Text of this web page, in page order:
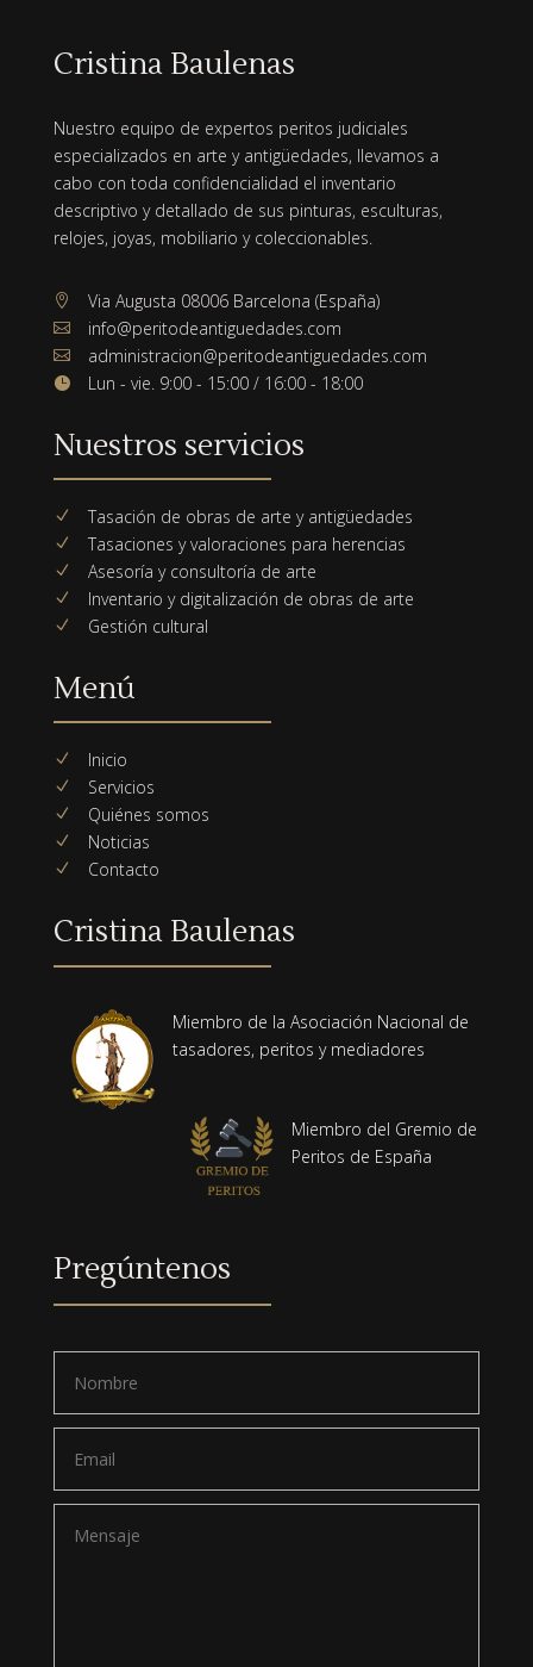
Cristina Baulenas
Nuestro equipo de expertos peritos judiciales
especializados en arte y antigüedades, llevamos a
cabo con toda confidencialidad el inventario
descriptivo y detallado de sus pinturas, esculturas,
relojes, joyas, mobiliario y coleccionables.
 Via Augusta 08006 Barcelona (España)
 info@peritodeantiguedades.com
 administracion@peritodeantiguedades.com
 Lun - vie. 9:00 - 15:00 / 16:00 - 18:00
Nuestros servicios
N Tasación de obras de arte y antigüedades
N Tasaciones y valoraciones para herencias
N Asesoría y consultoría de arte
N Inventario y digitalización de obras de arte
N Gestión cultural
Menú
N Inicio
N Servicios
N Quiénes somos
N Noticias
N Contacto
Cristina Baulenas
Miembro de la Asociación Nacional de
tasadores, peritos y mediadores
Miembro del Gremio de
Peritos de España
Pregúntenos